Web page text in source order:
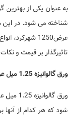
به عنوان یکی از بهترین
عرض1250
تاثیرگذار بر قیمت و
ورق گالوانیزه 1.25 میل عرض1250 شهرکرد
شود که هر کدام از